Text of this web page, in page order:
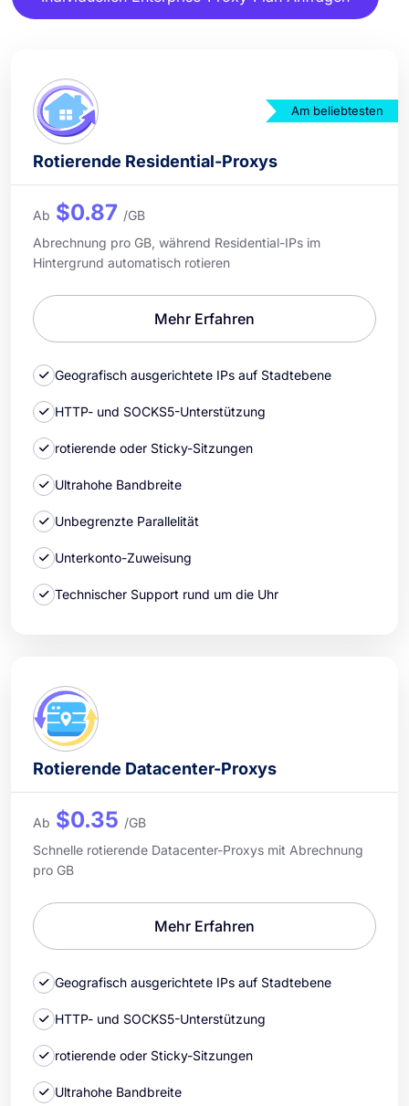
Am beliebtesten
Rotierende Residential-Proxys
Ab $0.87 /GB
Abrechnung pro GB, während Residential-IPs im
Hintergrund automatisch rotieren
Mehr Erfahren
Geografisch ausgerichtete IPs auf Stadtebene
HTTP- und SOCKS5-Unterstützung
rotierende oder Sticky-Sitzungen
Ultrahohe Bandbreite
Unbegrenzte Parallelität
Unterkonto-Zuweisung
Technischer Support rund um die Uhr
Rotierende Datacenter-Proxys
Ab $0.35 /GB
Schnelle rotierende Datacenter-Proxys mit Abrechnung
pro GB
Mehr Erfahren
Geografisch ausgerichtete IPs auf Stadtebene
HTTP- und SOCKS5-Unterstützung
rotierende oder Sticky-Sitzungen
Ultrahohe Bandbreite